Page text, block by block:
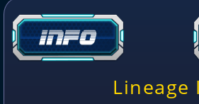
Lineage